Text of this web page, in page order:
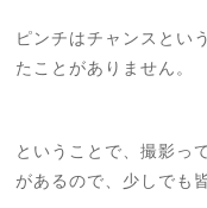
ピンチはチャンスとい
たことがありません。
ということで、撮影っ
があるので、少しでも